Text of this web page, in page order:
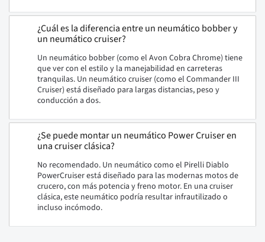
¿Cuál es la diferencia entre un neumático bobber y
un neumático cruiser?
Un neumático bobber (como el Avon Cobra Chrome) tiene
que ver con el estilo y la manejabilidad en carreteras
tranquilas. Un neumático cruiser (como el Commander III
Cruiser) está diseñado para largas distancias, peso y
conducción a dos.
¿Se puede montar un neumático Power Cruiser en
una cruiser clásica?
No recomendado. Un neumático como el Pirelli Diablo
PowerCruiser está diseñado para las modernas motos de
crucero, con más potencia y freno motor. En una cruiser
clásica, este neumático podría resultar infrautilizado o
incluso incómodo.